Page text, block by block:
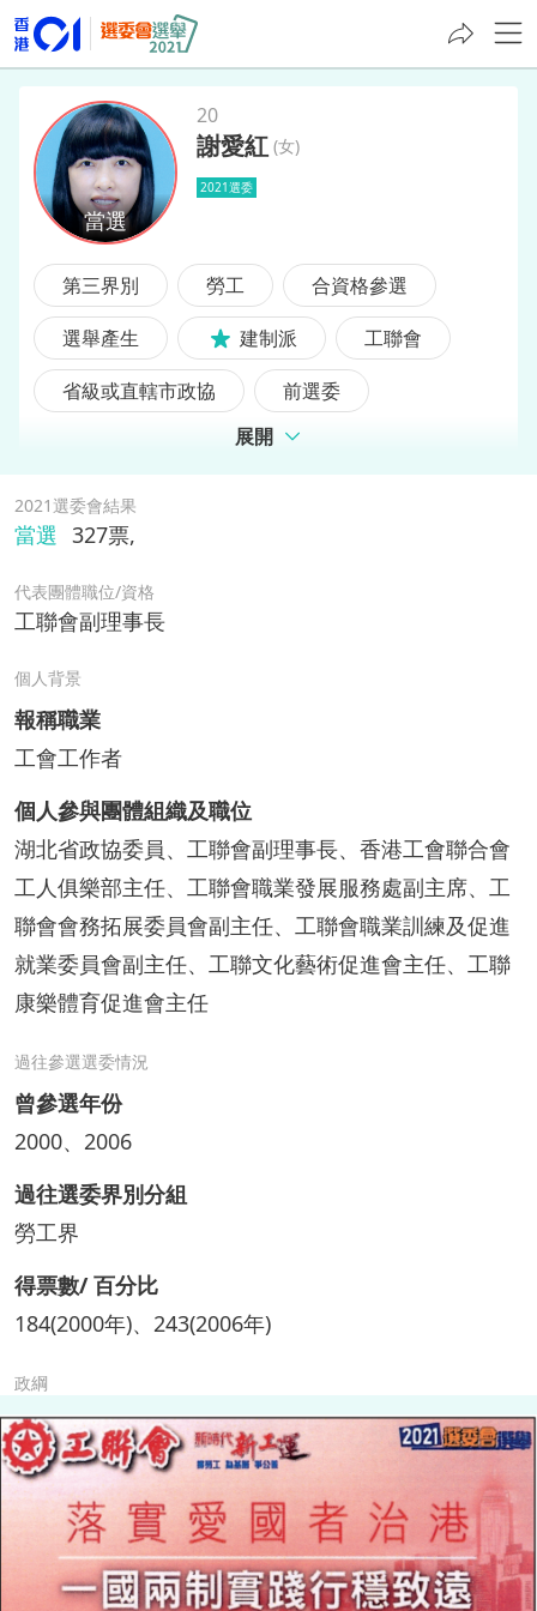
謝愛紅
20
謝愛紅 (女)
2021選委
第三界別 勞工
合資格參選
選舉產生
建制派
工聯會
省級或直轄市政協
前選委
展開
2021選委會結果
當選 327票,
代表團體職位/資格
工聯會副理事長
個人背景
報稱職業
工會工作者
個人參與團體組織及職位
湖北省政協委員、工聯會副理事長、香港工會聯合會
工人俱樂部主任、工聯會職業發展服務處副主席、工
聯會會務拓展委員會副主任、工聯會職業訓練及促進
就業委員會副主任、工聯文化藝術促進會主任、工聯
康樂體育促進會主任
過往參選選委情況
曾參選年份
2000、2006
過往選委界別分組
勞工界
得票數/ 百分比
184(2000年)、243(2006年)
政綱